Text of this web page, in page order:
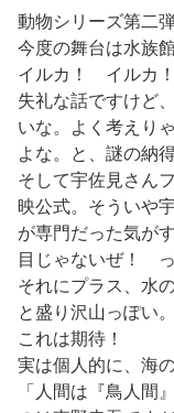
動物シリーズ第二
今度の舞台は水族館
イルカ！ イルカ！
失礼な話ですけど
いな。よく考えり
よな。と、謎の納得
そして宇佐見さん
映公式。そういや
が専門だった気が
目じゃないぜ！ っ
それにプラス、水
と盛り沢山っぽい。
これは期待！
実は個人的に、海
「人間は『鳥人間